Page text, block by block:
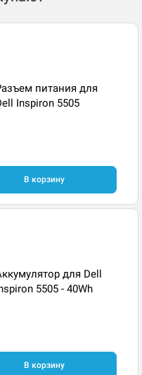
питания для
Inspiron 5505
В корзину
для Dell
5505 - 40Wh
В корзину